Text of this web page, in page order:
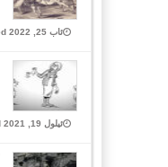
ئاب 25, 2022 Closed
ئیلول 19, 2021 Closed